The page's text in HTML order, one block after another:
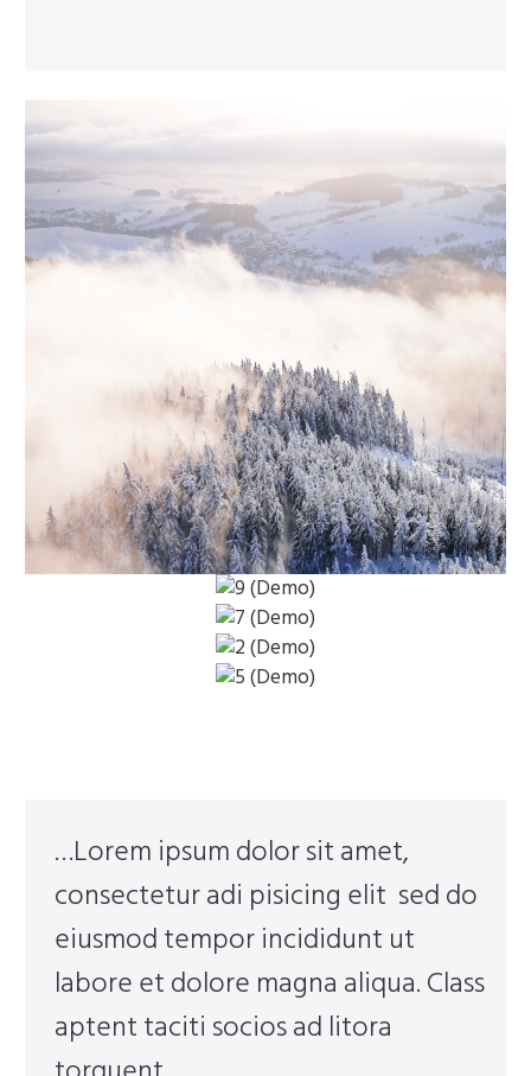
…Lorem ipsum dolor sit amet,
consectetur adi pisicing elit sed do
eiusmod tempor incididunt ut
labore et dolore magna aliqua. Class
aptent taciti socios ad litora